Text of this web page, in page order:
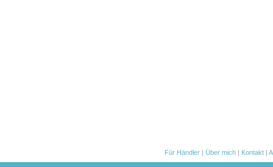
Für Händler | Über mich | Kontakt |